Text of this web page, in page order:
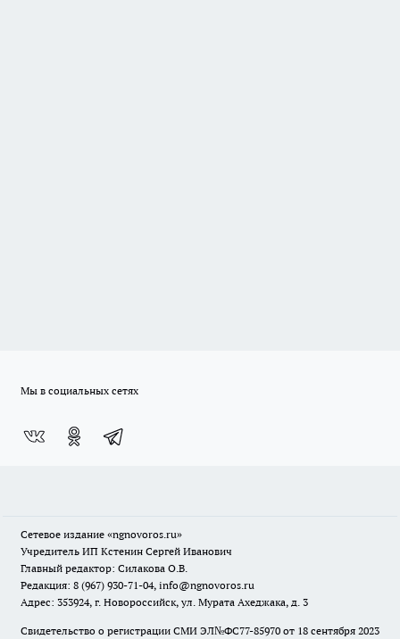
Мы в социальных сетях
Сетевое издание «ngnovoros.ru»
Учредитель ИП Кстенин Сергей Иванович
Главный редактор: Силакова О.В.
Редакция: 8 (967) 930-71-04, info@ngnovoros.ru
Адрес: 353924, г. Новороссийск, ул. Мурата Ахеджака, д. 3
Свидетельство о регистрации СМИ ЭЛ№ФС77-85970 от 18 сентября 2023